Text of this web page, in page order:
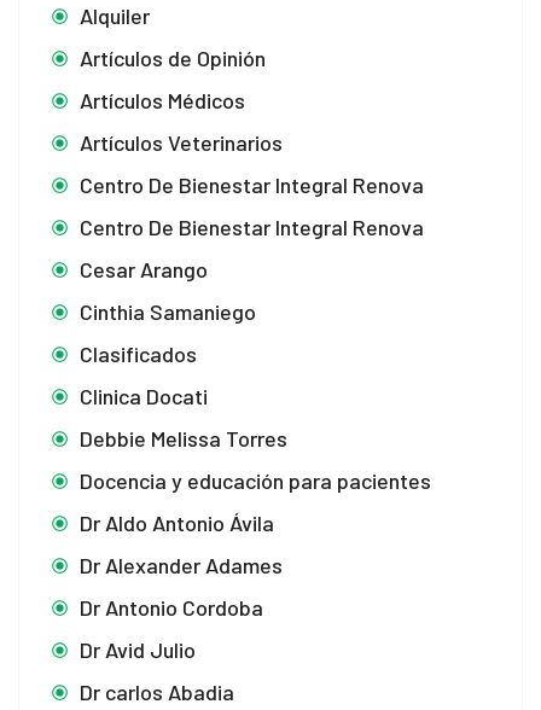
Alquiler
Artículos de Opinión
Artículos Médicos
Artículos Veterinarios
Centro De Bienestar Integral Renova
Centro De Bienestar Integral Renova
Cesar Arango
Cinthia Samaniego
Clasificados
Clinica Docati
Debbie Melissa Torres
Docencia y educación para pacientes
Dr Aldo Antonio Ávila
Dr Alexander Adames
Dr Antonio Cordoba
Dr Avid Julio
Dr carlos Abadia